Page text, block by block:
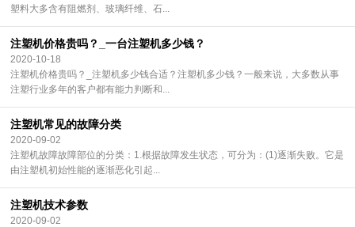
塑料大多含有阻燃剂、玻璃纤维、石...
注塑机价格贵吗？_一台注塑机多少钱？
2020-10-18
注塑机价格贵吗？_注塑机多少钱合适？注塑机多少钱？一般来说，大多数从事
注塑行业多年的客户都有能力判断和...
注塑机常见的故障分类
2020-09-02
注塑机故障故障部位的分类：1.根据故障发生状态，可分为：(1)逐渐失败。它是
由注塑机初始性能的逐渐恶化引起...
注塑机技术参数
2020-09-02